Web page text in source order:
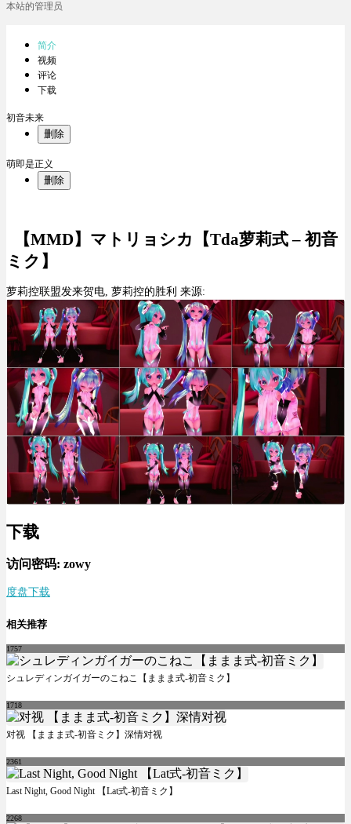
本站的管理员
简介
视频
评论
下载
初音未来
删除
萌即是正义
删除
【MMD】マトリョシカ【Tda萝莉式 – 初音
ミク】
萝莉控联盟发来贺电, 萝莉控的胜利 来源:
下载
访问密码: zowy
度盘下载
相关推荐
1757
シュレディンガイガーのこねこ【ままま式-初音ミク】
1718
对视 【ままま式-初音ミク】深情对视
2361
Last Night, Good Night 【Lat式-初音ミク】
2268